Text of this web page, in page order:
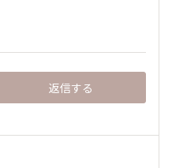
返信する